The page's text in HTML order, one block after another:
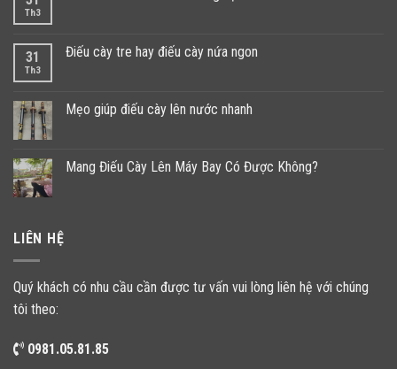
Th3
31
Th3
Điếu cày tre hay điếu cày nứa ngon
Mẹo giúp điếu cày lên nước nhanh
Mang Điếu Cày Lên Máy Bay Có Được Không?
LIÊN HỆ
Quý khách có nhu cầu cần được tư vấn vui lòng liên hệ với chúng
tôi theo:
0981.05.81.85